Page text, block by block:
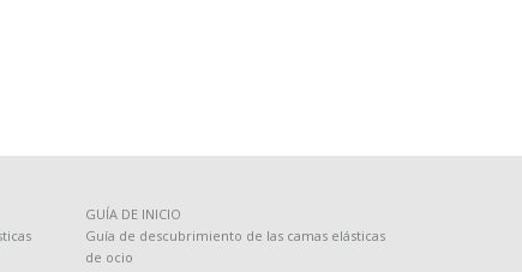
GUÍA DE INICIO
Guía de descubrimiento de las camas elásticas
de ocio